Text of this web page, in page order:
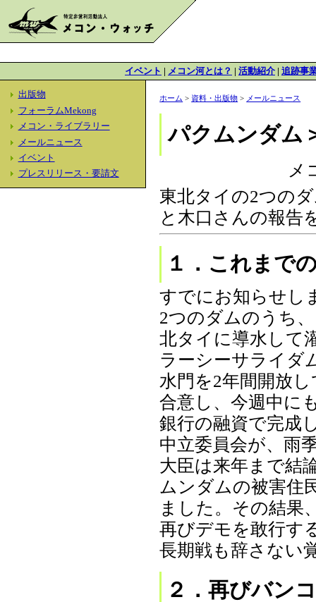
イベント | メコン河とは？ | 活動紹介 | 追跡事
出版物
フォーラムMekong
メコン・ライブラリー
メールニュース
イベント
プレスリリース・要請文
ホーム > 資料・出版物 > メールニュース
パクムンダム
メ
東北タイの2つの
と木口さんの報告
１．これまで
すでにお知らせし
2つのダムのうち
北タイに導水して
ラーシーサライダ
水門を2年間開放
合意し、今週中に
銀行の融資で完成
中立委員会が、雨
大臣は来年まで結
ムンダムの被害住
ました。その結果
再びデモを敢行す
長期戦も辞さない
２．再びバン